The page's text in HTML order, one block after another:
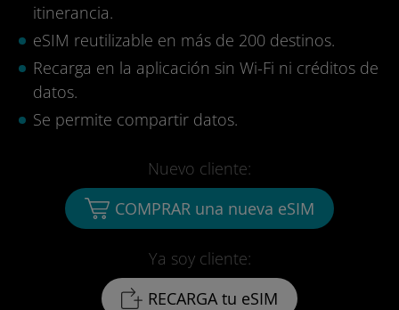
itinerancia.
eSIM reutilizable en más de 200 destinos.
Recarga en la aplicación sin Wi-Fi ni créditos de
datos.
Se permite compartir datos.
Ya soy cliente:
RECARGA tu eSIM
Nuevo cliente:
COMPRAR una nueva eSIM